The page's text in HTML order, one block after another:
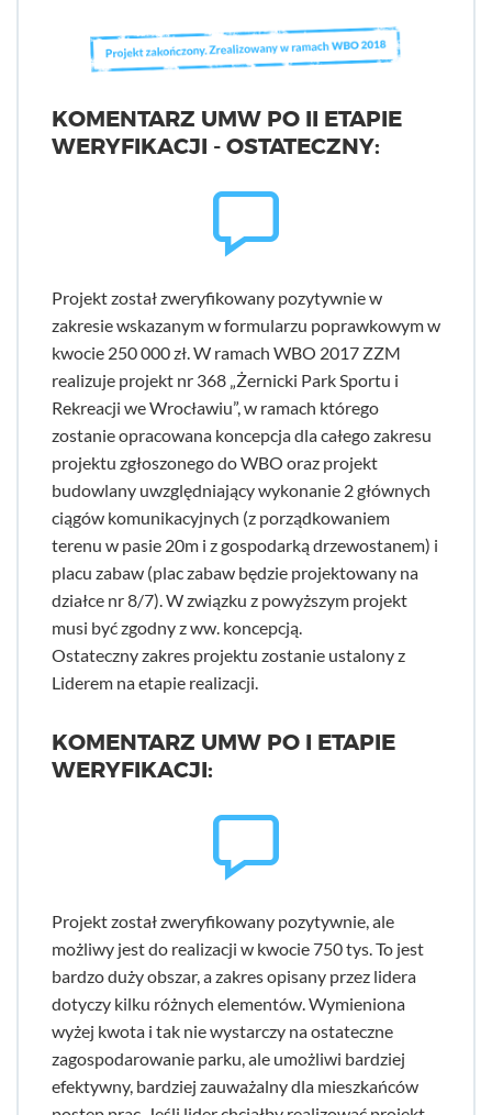
KOMENTARZ UMW PO II ETAPIE
WERYFIKACJI - OSTATECZNY:
Projekt został zweryfikowany pozytywnie w
zakresie wskazanym w formularzu poprawkowym w
kwocie 250 000 zł. W ramach WBO 2017 ZZM
realizuje projekt nr 368 „Żernicki Park Sportu i
Rekreacji we Wrocławiu”, w ramach którego
zostanie opracowana koncepcja dla całego zakresu
projektu zgłoszonego do WBO oraz projekt
budowlany uwzględniający wykonanie 2 głównych
ciągów komunikacyjnych (z porządkowaniem
terenu w pasie 20m i z gospodarką drzewostanem) i
placu zabaw (plac zabaw będzie projektowany na
działce nr 8/7). W związku z powyższym projekt
musi być zgodny z ww. koncepcją.
Ostateczny zakres projektu zostanie ustalony z
Liderem na etapie realizacji.
KOMENTARZ UMW PO I ETAPIE
WERYFIKACJI:
Projekt został zweryfikowany pozytywnie, ale
możliwy jest do realizacji w kwocie 750 tys. To jest
bardzo duży obszar, a zakres opisany przez lidera
dotyczy kilku różnych elementów. Wymieniona
wyżej kwota i tak nie wystarczy na ostateczne
zagospodarowanie parku, ale umożliwi bardziej
efektywny, bardziej zauważalny dla mieszkańców